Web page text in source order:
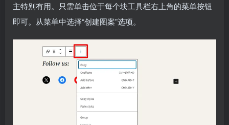
主特别有用。只需单击位于每个块工具栏右上角的菜单按钮
即可。从菜单中选择“创建图案”选项。